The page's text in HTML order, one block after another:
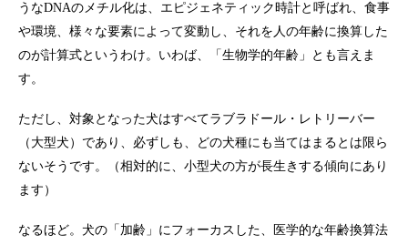
うなDNAのメチル化は、エピジェネティック時計と呼ばれ、食事
や環境、様々な要素によって変動し、それを人の年齢に換算した
のが計算式というわけ。いわば、「生物学的年齢」とも言えま
す。
ただし、対象となった犬はすべてラブラドール・レトリーバー
（大型犬）であり、必ずしも、どの犬種にも当てはまるとは限ら
ないそうです。（相対的に、小型犬の方が長生きする傾向にあり
ます）
なるほど。犬の「加齢」にフォーカスした、医学的な年齢換算法